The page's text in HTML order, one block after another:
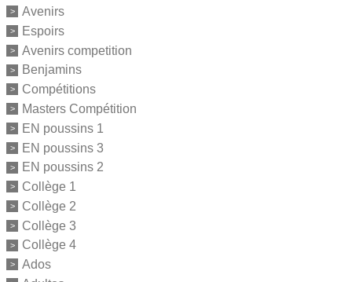
Avenirs
Espoirs
Avenirs competition
Benjamins
Compétitions
Masters Compétition
EN poussins 1
EN poussins 3
EN poussins 2
Collège 1
Collège 2
Collège 3
Collège 4
Ados